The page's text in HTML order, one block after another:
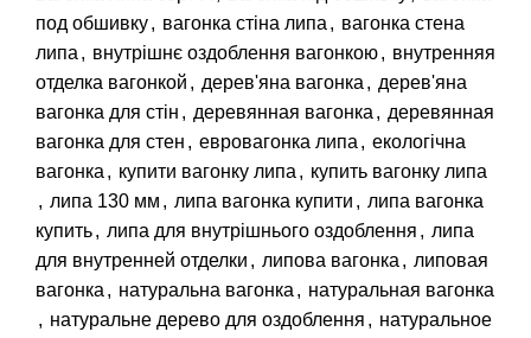
под обшивку, вагонка стіна липа , вагонка стена
липа , внутрішнє оздоблення вагонкою, внутренняя
отделка вагонкой , дерев'яна вагонка , дерев'яна
вагонка для стін , деревянная вагонка , деревянная
вагонка для стен , евровагонка липа , екологічна
вагонка , купити вагонку липа , купить вагонку липа
, липа 130 мм , липа вагонка купити , липа вагонка
купить, липа для внутрішнього оздоблення , липа
для внутренней отделки , липова вагонка , липовая
вагонка , натуральна вагонка , натуральная вагонка
, натуральне дерево для оздоблення , натуральное